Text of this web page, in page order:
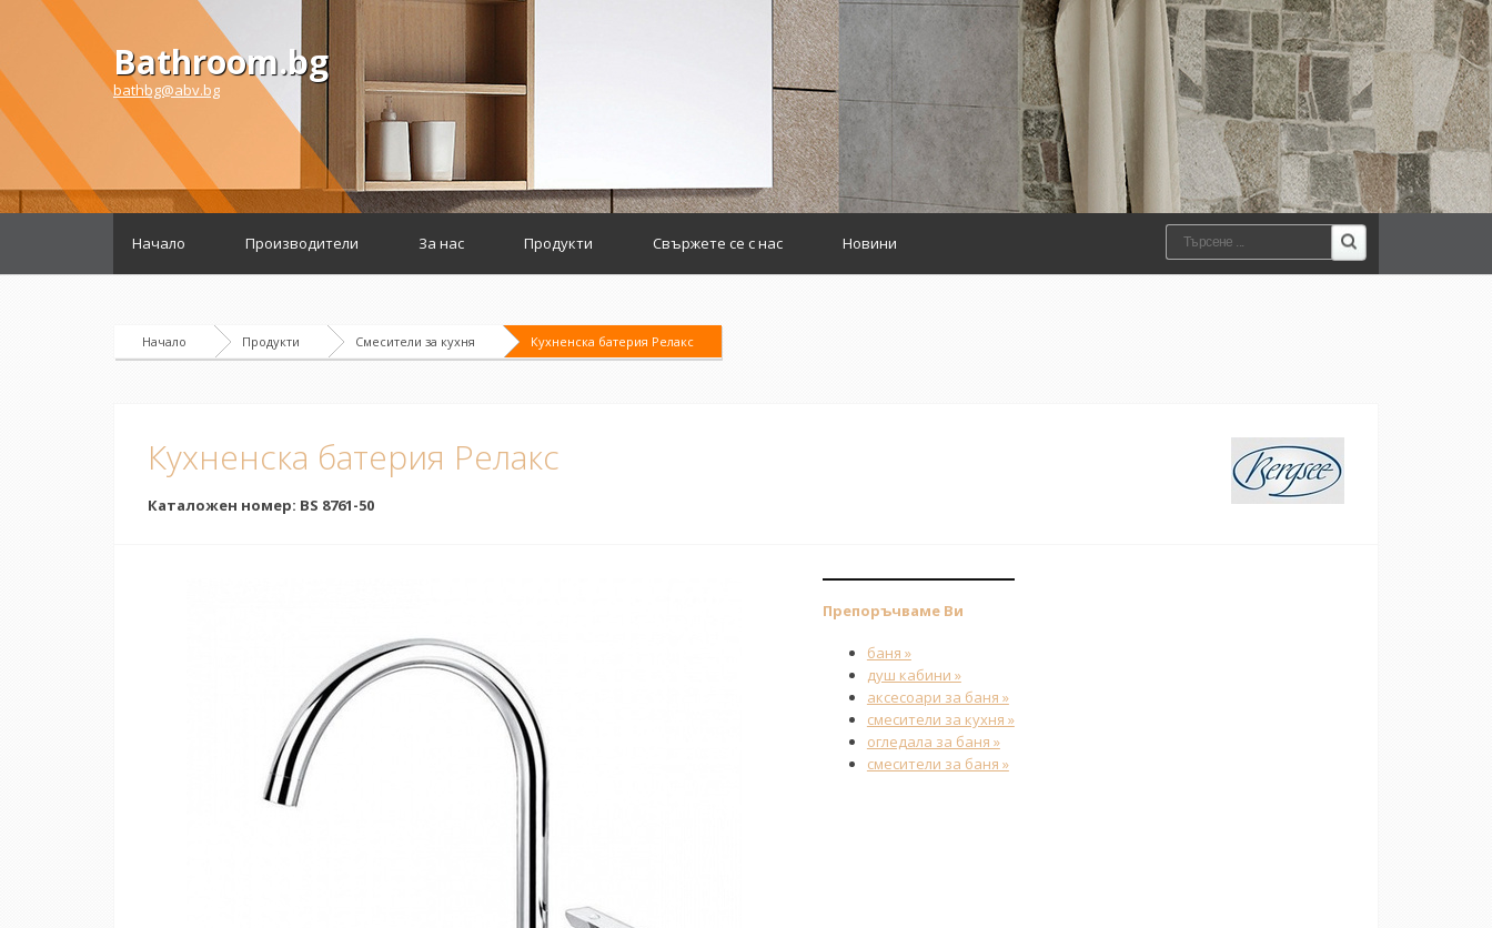
Bathroom.bg
bathbg@abv.bg
Начало Производители За нас Продукти Свържете се с нас Новини
Начало Продукти Смесители за кухня Кухненска батерия Релакс
Кухненска батерия Релакс
Каталожен номер: BS 8761-50
Препоръчваме Ви
баня »
душ кабини »
аксесоари за баня »
смесители за кухня »
огледала за баня »
смесители за баня »